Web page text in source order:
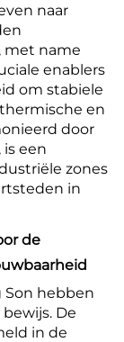
naar
met name
enablers
om stabiele
en
door
een
zones
in
de
Son hebben
De
in de